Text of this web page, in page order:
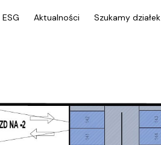
ESG Aktualności Szukamy działek